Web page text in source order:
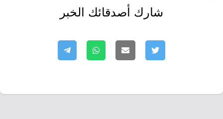
شارك أصدقائك الخبر